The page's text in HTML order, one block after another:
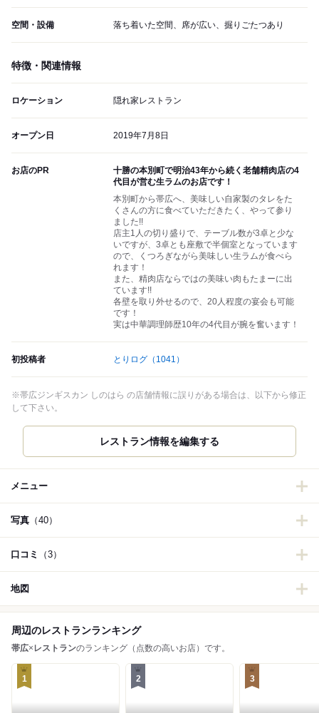
空間・設備 落ち着いた空間、席が広い、掘りごたつあり
特徴・関連情報
ロケーション 隠れ家レストラン
オープン日 2019年7月8日
お店のPR
十勝の本別町で明治43年から続く老舗精肉店の4
代目が営む生ラムのお店です！
本別町から帯広へ、美味しい自家製のタレをた
くさんの方に食べていただきたく、やって参り
ました!!
店主1人の切り盛りで、テーブル数が3卓と少な
いですが、3卓とも座敷で半個室となっています
ので、くつろぎながら美味しい生ラムが食べら
れます！
また、精肉店ならではの美味い肉もたまーに出
ています!!
各壁を取り外せるので、20人程度の宴会も可能
です！
実は中華調理師歴10年の4代目が腕を奮います！
初投稿者 とりログ （1041）
※帯広ジンギスカン しのはら の店舗情報に誤りがある場合は、以下から修正
して下さい。
レストラン情報を編集する
メニュー
写真 （40）
口コミ （3）
地図
周辺のレストランランキング
帯広× レストランのランキング（点数の高いお店）です。
1 2 3